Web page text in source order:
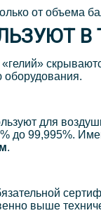
от объема
В
для
до 99,995%.
.
выше